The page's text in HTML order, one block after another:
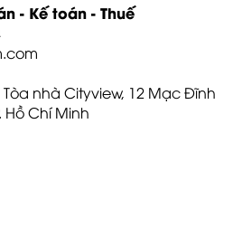
- Kế toán - Thuế
Tòa nhà Cityview, 12 Mạc Đĩnh
Hồ Chí Minh